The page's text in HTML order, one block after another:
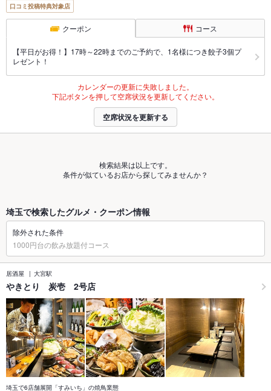
口コミ投稿特典対象店
クーポン コース
【平日がお得！】17時～22時までのご予約で、1名様につき餃子3個プ
レゼント！
カレンダーの更新に失敗しました。
下記ボタンを押して空席状況を更新してください。
空席状況を更新する
検索結果は以上です。
条件が似ているお店から探してみませんか？
埼玉で検索したグルメ・クーポン情報
除外された条件
1000円台の飲み放題付コース
居酒屋 大宮駅
やきとり 炭壱 2号店
埼玉で6店舗展開「すみいち」の焼鳥業態